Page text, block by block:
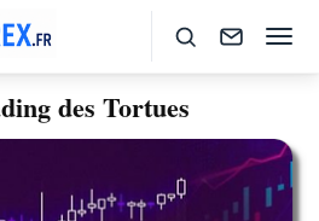
des Tortues